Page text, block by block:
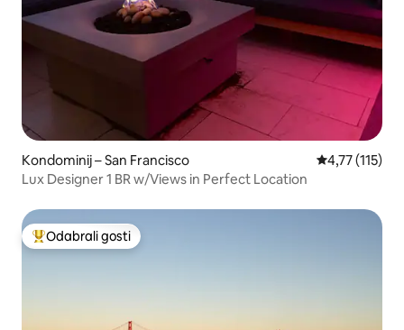
Kondominij – San Francisco Prosječna
4,77 (115)
Lux Designer 1 BR w/Views in Perfect Location
Među najviše rangiranima s oznakom „Odabrali gosti”
Odabrali gosti